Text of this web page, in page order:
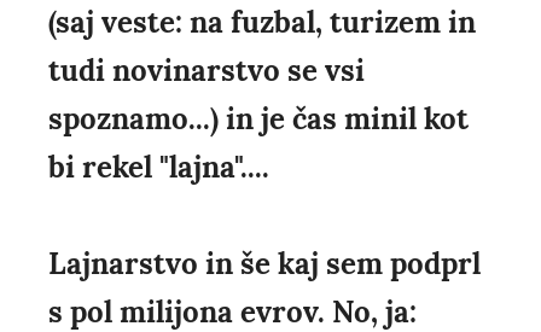
(saj veste: na fuzbal, turizem in
tudi novinarstvo se vsi
spoznamo...) in je čas minil kot
bi rekel "lajna"....
Lajnarstvo in še kaj sem podprl
s pol milijona evrov. No, ja: